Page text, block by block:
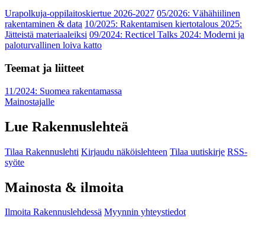
Urapolkuja-oppilaitoskiertue 2026-2027 05/2026: Vähähiilinen
rakentaminen & data 10/2025: Rakentamisen kiertotalous 2025:
Jätteistä materiaaleiksi 09/2024: Recticel Talks 2024: Moderni ja
paloturvallinen loiva katto
Teemat ja liitteet
11/2024: Suomea rakentamassa
Mainostajalle
Lue Rakennuslehteä
Tilaa Rakennuslehti Kirjaudu näköislehteen Tilaa uutiskirje RSS-
syöte
Mainosta & ilmoita
Ilmoita Rakennuslehdessä Myynnin yhteystiedot